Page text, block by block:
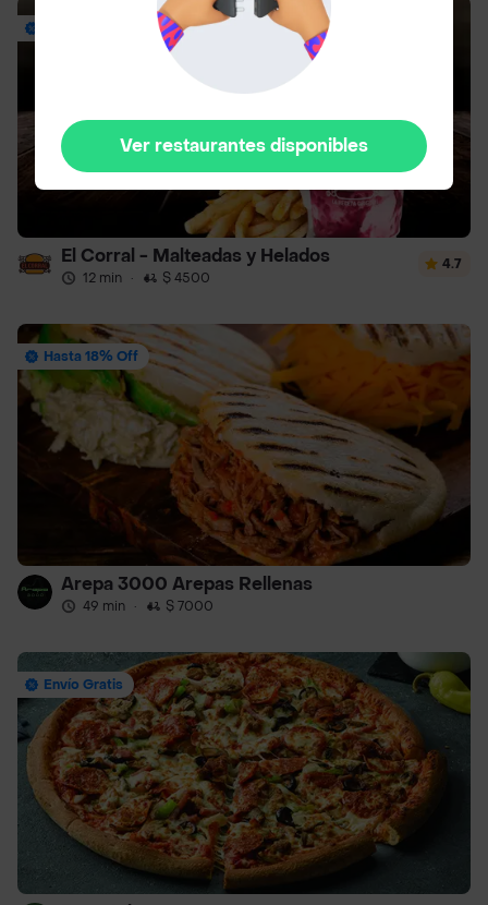
El Corral - Malteadas y Helados
12 min · $ 4500
4.7
Hasta 18% Off
Arepa 3000 Arepas Rellenas
49 min · $ 7000
Envío Gratis
Ver restaurantes disponibles